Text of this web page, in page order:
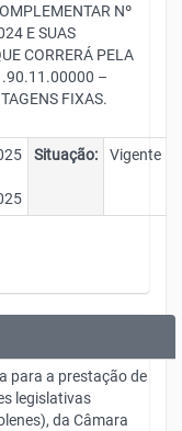
Nº
E SUAS
CORRERÁ PELA
–
FIXAS.
Situação: Vigente
para a prestação de
legislativas
da Câmara